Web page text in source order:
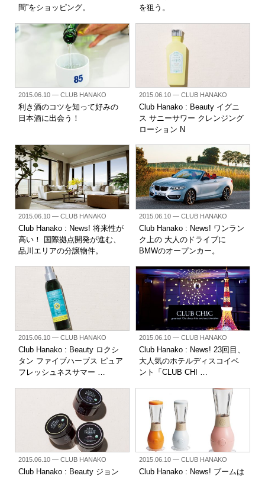
間”をショッピング。
を狙う。
2015.06.10— CLUB HANAKO
利き酒のコツを知って好みの
日本酒に出会う！
2015.06.10— CLUB HANAKO
Club Hanako : Beauty イグニ
ス サニーサワー クレンジング
ローション N
2015.06.10— CLUB HANAKO
Club Hanako : News! 将来性が
高い！ 国際拠点開発が進む、
品川エリアの分譲物件。
2015.06.10— CLUB HANAKO
Club Hanako : News! ワンラン
ク上の 大人のドライブに
BMWのオープンカー。
2015.06.10— CLUB HANAKO
Club Hanako : Beauty ロクシ
タン ファイブハーブス ピュア
フレッシュネスサマー …
2015.06.10— CLUB HANAKO
Club Hanako : News! 23回目、
大人気のホテルディスコイベ
ント「CLUB CHI …
2015.06.10— CLUB HANAKO
Club Hanako : Beauty ジョン
2015.06.10— CLUB HANAKO
Club Hanako : News! ブームは